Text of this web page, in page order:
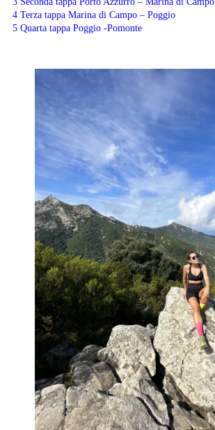
4 Terza tappa Marina di Campo – Poggio
5 Quarta tappa Poggio -Pomonte